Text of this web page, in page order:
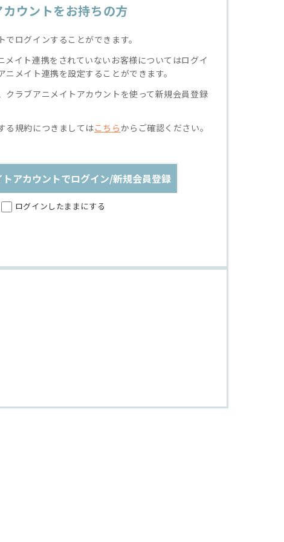
ウントをお持ちの方
ログインすることができます。
メイト連携をされていないお客様についてはログイ
メイト連携を設定することができます。
クラブアニメイトアカウントを使って新規会員登録
る規約につきましてはこちらからご確認ください。
アカウントでログイン/新規会員登録
ログインしたままにする